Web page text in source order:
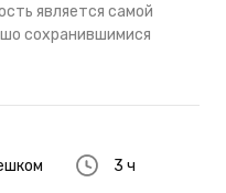
является самой
сохранившимися
3 ч